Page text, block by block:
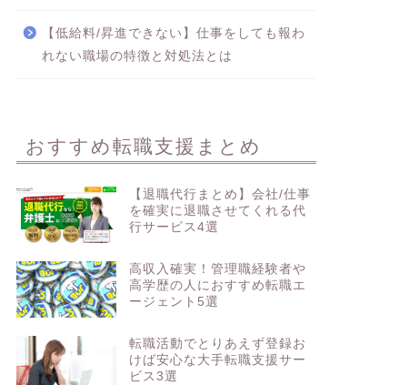
【低給料/昇進できない】仕事をしても報わ
れない職場の特徴と対処法とは
おすすめ転職支援まとめ
【退職代行まとめ】会社/仕事
を確実に退職させてくれる代
行サービス4選
高収入確実！管理職経験者や
高学歴の人におすすめ転職エ
ージェント5選
転職活動でとりあえず登録お
けば安心な大手転職支援サー
ビス3選